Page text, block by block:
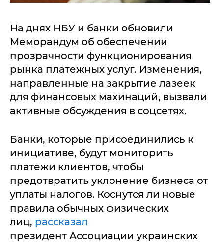
На днях НБУ и банки обновили
Меморандум об обеспечении
прозрачности функционирования
рынка платежных услуг. Изменения,
направленные на закрытие лазеек
для финансовых махинаций, вызвали
активные обсуждения в соцсетях.
Банки, которые присоединились к
инициативе, будут мониторить
платежи клиентов, чтобы
предотвратить уклонение бизнеса от
уплаты налогов. Коснутся ли новые
правила обычных физических
лиц, рассказал
президент Ассоциации украинских